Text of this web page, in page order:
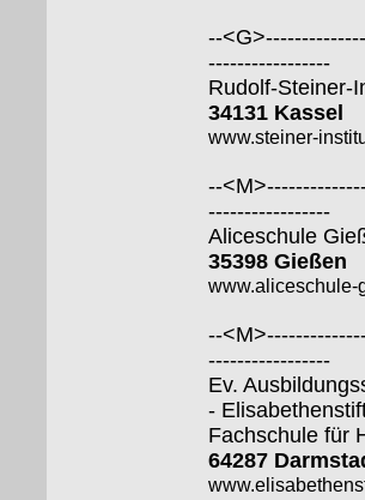
--
-----------------
Rudolf-Steiner-
34131 Kassel
www.steiner-
--
-----------------
Aliceschule
35398 Gießen
www.aliceschule-
--
-----------------
Ev.
-
Fachschule für
64287